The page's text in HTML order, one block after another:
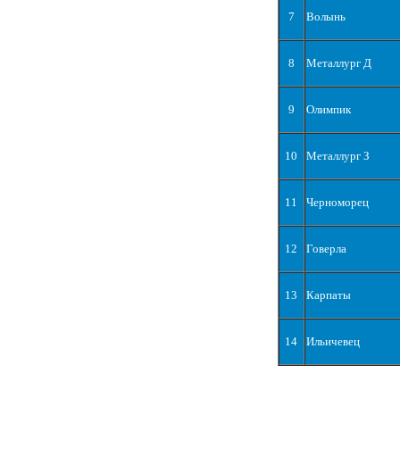
7 Волынь
8 Металлург Д
9 Олимпик
10 Металлург З
11 Черноморец
12 Говерла
13 Карпаты
14 Ильичевец